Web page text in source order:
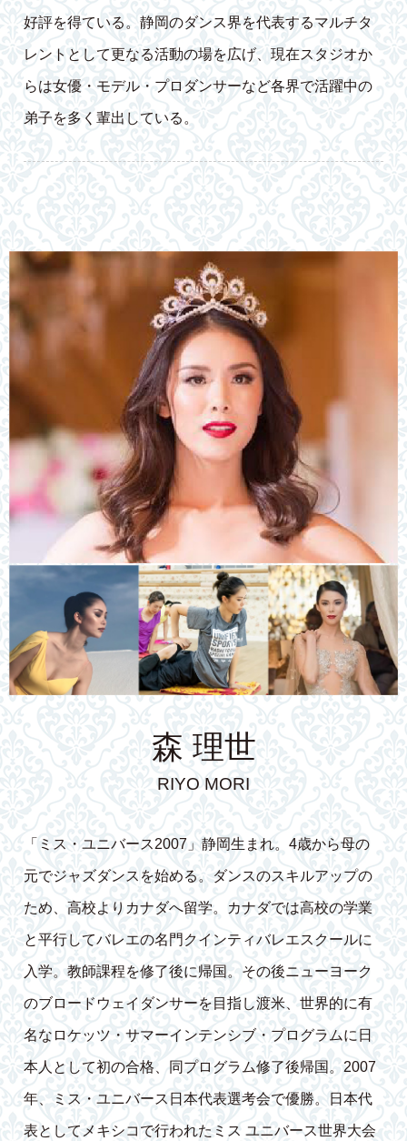
好評を得ている。静岡のダンス界を代表するマルチタ
レントとして更なる活動の場を広げ、現在スタジオか
らは女優・モデル・プロダンサーなど各界で活躍中の
弟子を多く輩出している。
森 理世
RIYO MORI
「ミス・ユニバース2007」静岡生まれ。4歳から母の
元でジャズダンスを始める。ダンスのスキルアップの
ため、高校よりカナダへ留学。カナダでは高校の学業
と平行してバレエの名門クインティバレエスクールに
入学。教師課程を修了後に帰国。その後ニューヨーク
のブロードウェイダンサーを目指し渡米、世界的に有
名なロケッツ・サマーインテンシブ・プログラムに日
本人として初の合格、同プログラム修了後帰国。2007
年、ミス・ユニバース日本代表選考会で優勝。日本代
表としてメキシコで行われたミス ユニバース世界大会